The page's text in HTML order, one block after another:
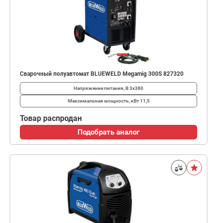
Сварочный полуавтомат BLUEWELD Megamig 300S 827320
Напряжение питания, В3x380
Максимальная мощность, кВт11,5
Товар распродан
Подобрать аналог